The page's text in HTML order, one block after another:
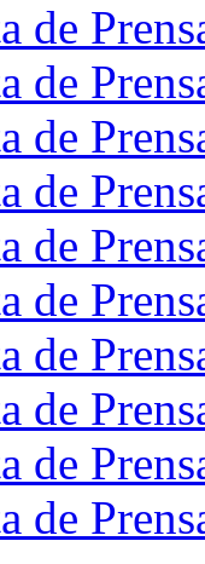
de
de
de
de
de
de
de
de
de
de